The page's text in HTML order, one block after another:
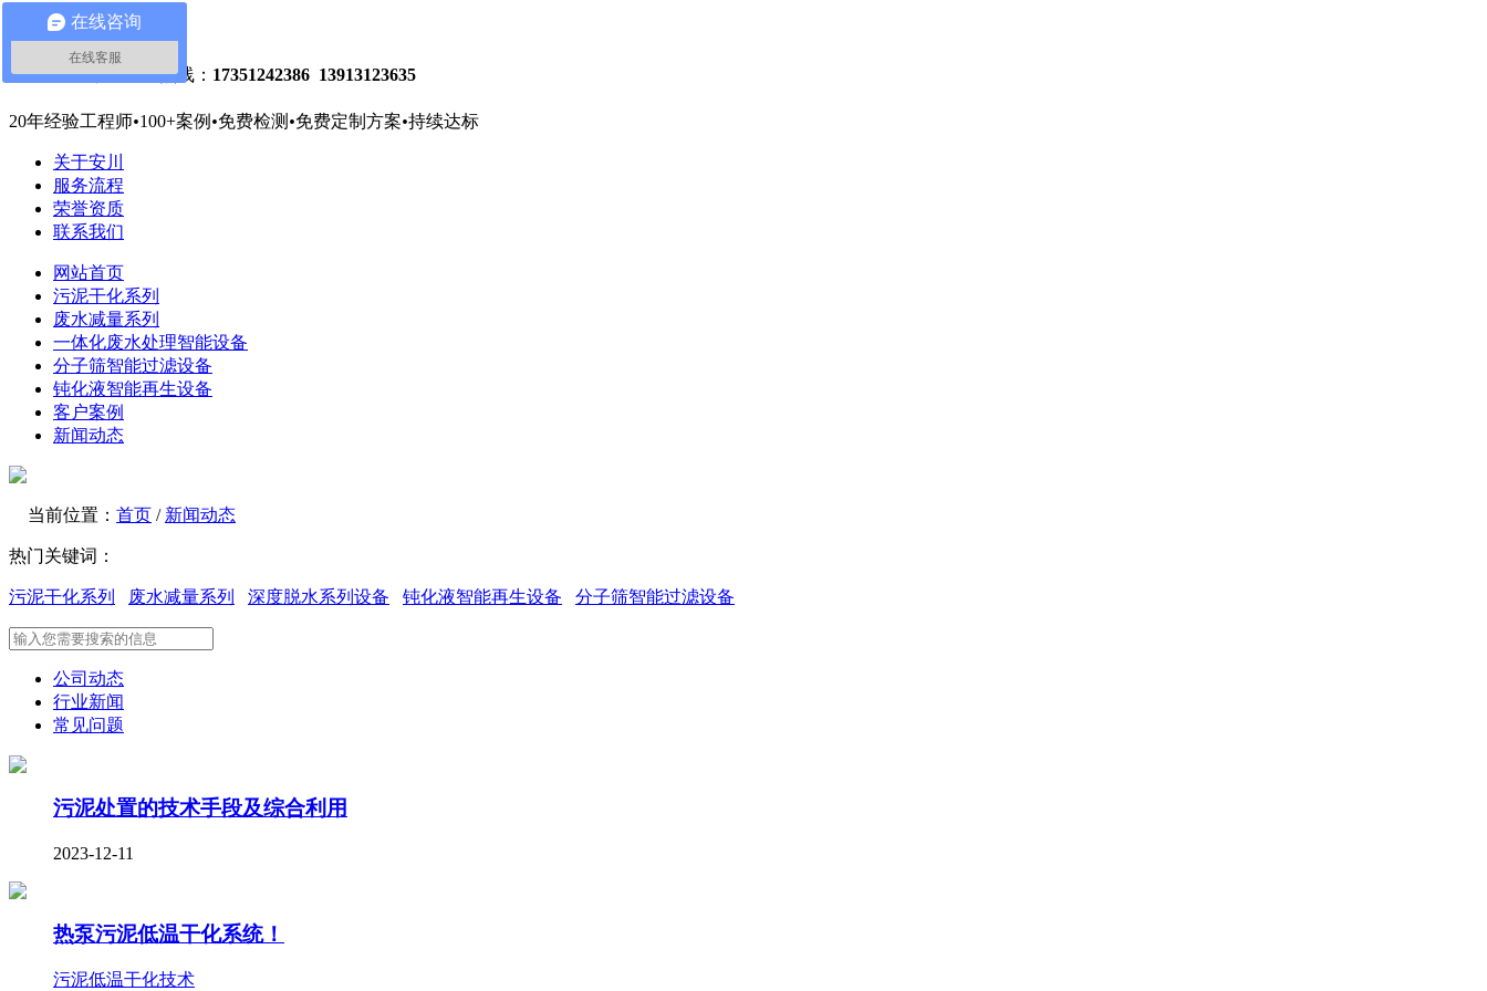
关注微信
网站地图
危废减量处理热线： 17351242386 13913123635
20年经验工程师•100+案例 •免费检测 •免费定制方案•持续达标
关于安川
服务流程
荣誉资质
联系我们
网站首页
污泥干化系列
废水减量系列
一体化废水处理智能设备
分子筛智能过滤设备
钝化液智能再生设备
客户案例
新闻动态
当前位置： 首页 / 新闻动态
热门关键词：
污泥干化系列 废水减量系列 深度脱水系列设备 钝化液智能再生设备 分子筛智能过滤设备
公司动态
行业新闻
常见问题
污泥处置的技术手段及综合利用
2023-12-11
热泵污泥低温干化系统！
污泥低温干化技术
在线咨询
在线客服